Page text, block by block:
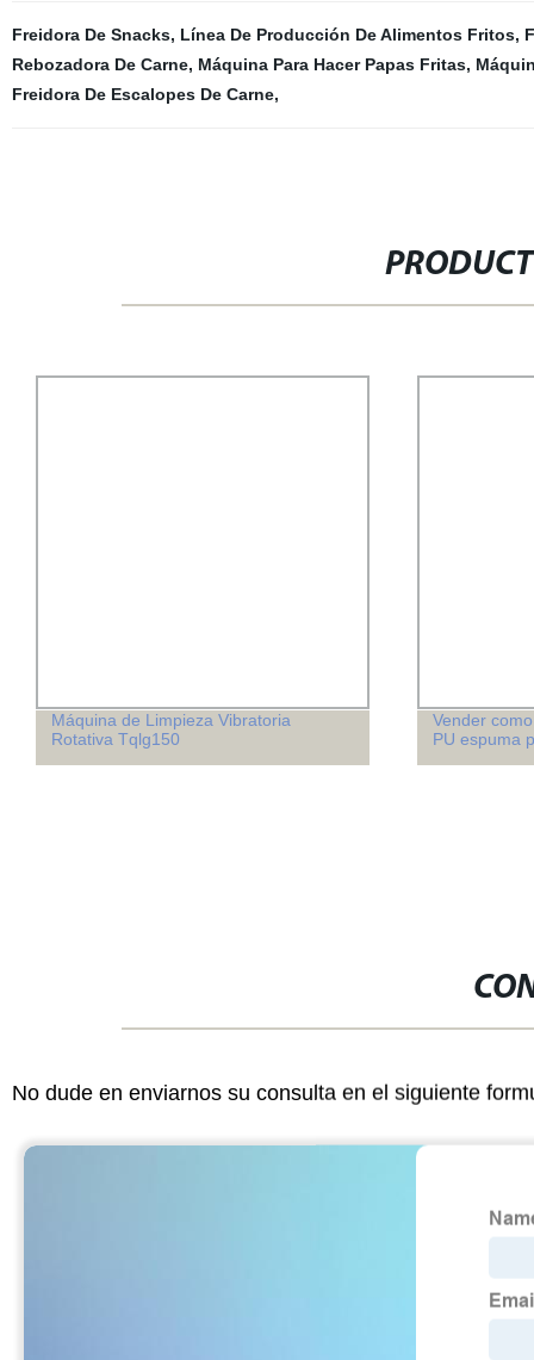
Freidora De Snacks, Línea De Producción De Alimentos Fritos,
Rebozadora De Carne, Máquina Para Hacer Papas Fritas,
Freidora De Escalopes De Carne,
Vender como Hot Cakes Venta caliente
PU espuma poliuretano Spray
La fundición
maquinaria
No dude en enviarnos su consulta en el siguiente